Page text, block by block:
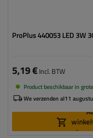
ProPlus 440053 LED 3W
5,19 €Incl. BTW
Product beschikbaar in
We verzenden al11